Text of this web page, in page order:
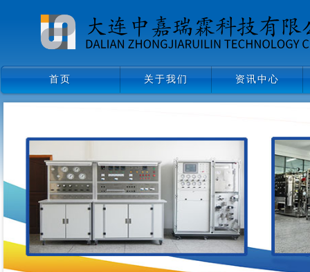
首页 关于我们 资讯中心
企业文化
组织架构